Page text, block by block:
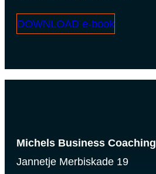
DOWNLOAD e-book
Michels Business Coaching
Jannetje Merbiskade 19